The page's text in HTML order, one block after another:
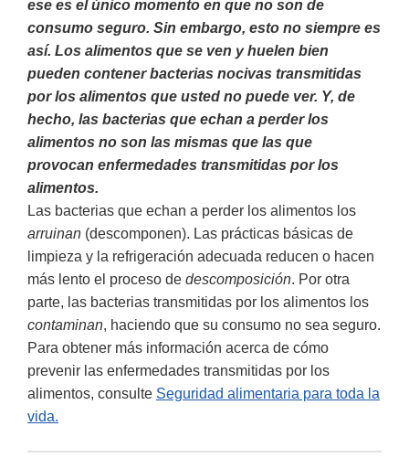
ese es el único momento en que no son de
consumo seguro. Sin embargo, esto no siempre es
así. Los alimentos que se ven y huelen bien
pueden contener bacterias nocivas transmitidas
por los alimentos que usted no puede ver. Y, de
hecho, las bacterias que echan a perder los
alimentos no son las mismas que las que
provocan enfermedades transmitidas por los
alimentos.
Las bacterias que echan a perder los alimentos los
arruinan (descomponen). Las prácticas básicas de
limpieza y la refrigeración adecuada reducen o hacen
más lento el proceso de descomposición. Por otra
parte, las bacterias transmitidas por los alimentos los
contaminan, haciendo que su consumo no sea seguro.
Para obtener más información acerca de cómo
prevenir las enfermedades transmitidas por los
alimentos, consulte Seguridad alimentaria para toda la
vida.